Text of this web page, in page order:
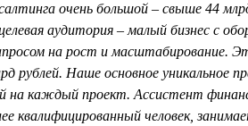
очень большой – свыше 44
аудитория – малый бизнес с
на рост и масштабирование.
рублей. Наше основное уникальное
на каждый проект. Ассистент
квалифицированный человек,